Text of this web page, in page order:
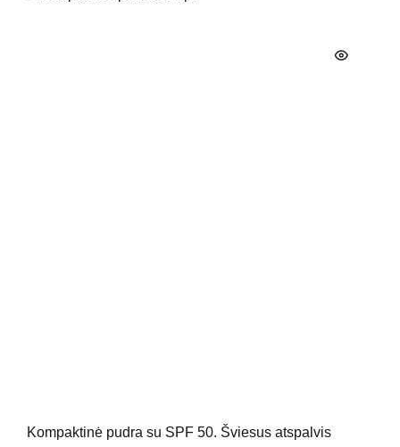
Kompaktinė pudra su SPF 50. Šviesus atspalvis